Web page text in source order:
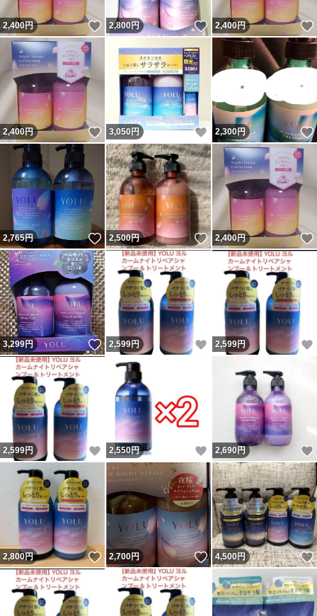
2,400円 いいね！
2,800円 いいね！
2,400円
2,400円 いいね！
3,050円 いいね！
2,300円
2,765円 いいね！
2,500円 いいね！
2,400円
3,299円 いいね！
2,599円 いいね！
2,599円
2,599円 いいね！
2,550円 いいね！
2,690円
2,800円 いいね！
2,700円 いいね！
4,500円